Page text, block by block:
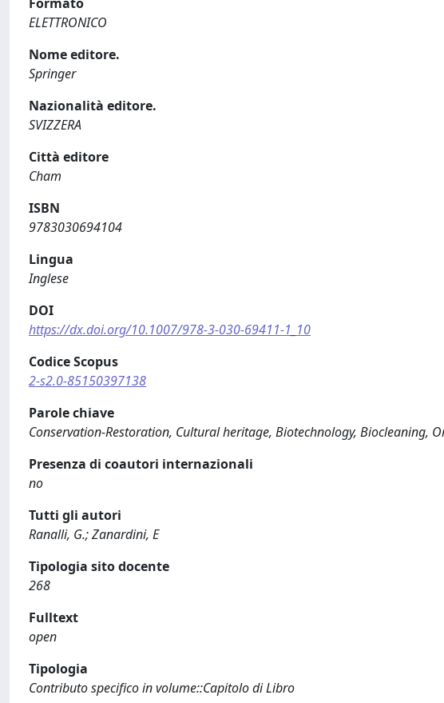
ELETTRONICO
Nome editore.
Springer
Nazionalità editore.
SVIZZERA
Città editore
Cham
ISBN
9783030694104
Lingua
Inglese
DOI
https://dx.doi.org/10.1007/978-3-030-69411-1_10
Codice Scopus
2-s2.0-85150397138
Parole chiave
Conservation-Restoration, Cultural heritage, Biotechnology, Biocleaning,
Presenza di coautori internazionali
no
Tutti gli autori
Ranalli, G.; Zanardini, E
Tipologia sito docente
268
Fulltext
open
Tipologia
Contributo specifico in volume::Capitolo di Libro